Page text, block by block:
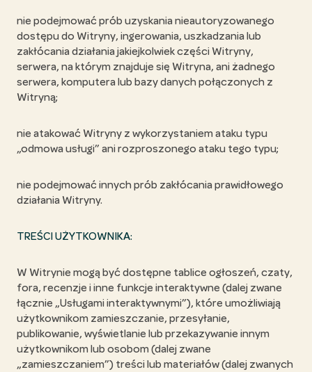
nie podejmować prób uzyskania nieautoryzowanego
dostępu do Witryny, ingerowania, uszkadzania lub
zakłócania działania jakiejkolwiek części Witryny,
serwera, na którym znajduje się Witryna, ani żadnego
serwera, komputera lub bazy danych połączonych z
Witryną;
nie atakować Witryny z wykorzystaniem ataku typu
„odmowa usługi” ani rozproszonego ataku tego typu;
nie podejmować innych prób zakłócania prawidłowego
działania Witryny.
TREŚCI UŻYTKOWNIKA:
W Witrynie mogą być dostępne tablice ogłoszeń, czaty,
fora, recenzje i inne funkcje interaktywne (dalej zwane
łącznie „Usługami interaktywnymi”), które umożliwiają
użytkownikom zamieszczanie, przesyłanie,
publikowanie, wyświetlanie lub przekazywanie innym
użytkownikom lub osobom (dalej zwane
„zamieszczaniem”) treści lub materiałów (dalej zwanych